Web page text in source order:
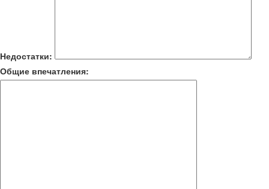
Недостатки:
Общие впечатления: